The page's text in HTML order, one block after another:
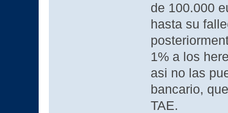
de 100.000
hasta su
1% a los
asi no las
bancario,
TAE.